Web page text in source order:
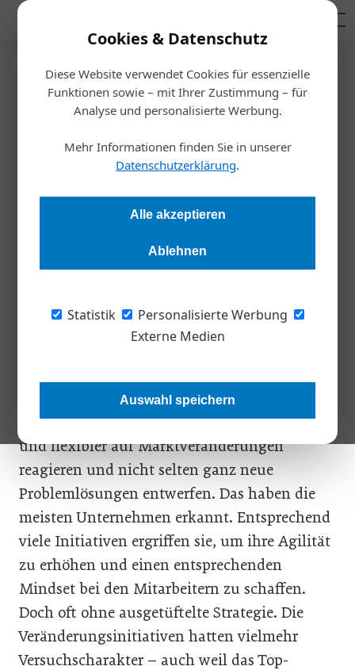
Cookies & Datenschutz
Diese Website verwendet Cookies für essenzielle
Funktionen sowie – mit Ihrer Zustimmung – für
Analyse und personalisierte Werbung.
Mehr Informationen finden Sie in unserer
Datenschutzerklärung.
Alle akzeptieren
Ablehnen
Statistik
Personalisierte Werbung
Externe Medien
Auswahl speichern
Startseite/Inspiration
„Top-down“ oder „bottom-up
entscheiden?
Das Top-Management steht vor einem Dilemma: Einerseits
muss es die Agilität in der Organisation erhöhen,
künftigen Erfolg zu sichern. Wie der Spagat gelingt.
Berechtigterweise, denn in der schnelllebigen
VUKA-Welt müssen die Unternehmen rascher
und flexibler auf Marktveränderungen
reagieren und nicht selten ganz neue
Problemlösungen entwerfen. Das haben die
meisten Unternehmen erkannt. Entsprechend
viele Initiativen ergriffen sie, um ihre Agilität
zu erhöhen und einen entsprechenden
Mindset bei den Mitarbeitern zu schaffen.
Doch oft ohne ausgetüftelte Strategie. Die
Veränderungsinitiativen hatten vielmehr
Versuchscharakter – auch weil das Top-